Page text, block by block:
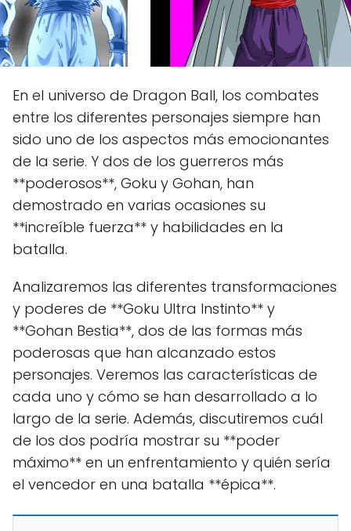
En el universo de Dragon Ball, los combates
entre los diferentes personajes siempre han
sido uno de los aspectos más emocionantes
de la serie. Y dos de los guerreros más
**poderosos**, Goku y Gohan, han
demostrado en varias ocasiones su
**increíble fuerza** y habilidades en la
batalla.
Analizaremos las diferentes transformaciones
y poderes de **Goku Ultra Instinto** y
**Gohan Bestia**, dos de las formas más
poderosas que han alcanzado estos
personajes. Veremos las características de
cada uno y cómo se han desarrollado a lo
largo de la serie. Además, discutiremos cuál
de los dos podría mostrar su **poder
máximo** en un enfrentamiento y quién sería
el vencedor en una batalla **épica**.